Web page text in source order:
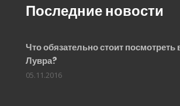
Последние новости
Что обязательно стоит посмотреть
Лувра?
05.11.2016